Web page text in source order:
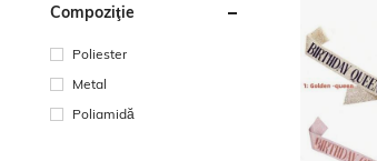
Compoziţie
Poliester
Metal
Poliamidă